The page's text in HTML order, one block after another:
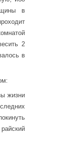
в
2
в
жизни